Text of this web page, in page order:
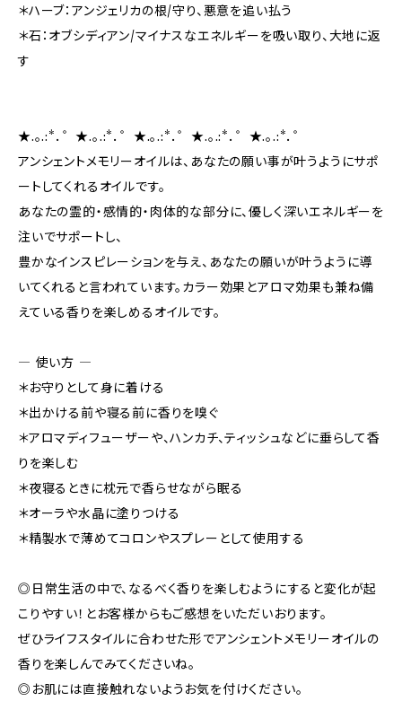
＊ハーブ：アンジェリカの根/守り、悪意を追い払う
＊石：オブシディアン/マイナスなエネルギーを吸い取り、大地に返
す
★.。.:*．゜★.。.:*．゜★.。.:*．゜★.。.:*．゜★.。.:*．゜
アンシェントメモリーオイルは、あなたの願い事が叶うようにサポ
ートしてくれるオイルです。
あなたの霊的・感情的・肉体的な部分に、優しく深いエネルギーを
注いでサポートし、
豊かなインスピレーションを与え、あなたの願いが叶うように導
いてくれると言われています。カラー効果とアロマ効果も兼ね備
えている香りを楽しめるオイルです。
― 使い方 ―
＊お守りとして身に着ける
＊出かける前や寝る前に香りを嗅ぐ
＊アロマディフューザーや、ハンカチ、ティッシュなどに垂らして香
りを楽しむ
＊夜寝るときに枕元で香らせながら眠る
＊オーラや水晶に塗りつける
＊精製水で薄めてコロンやスプレーとして使用する
◎日常生活の中で、なるべく香りを楽しむようにすると変化が起
こりやすい！とお客様からもご感想をいただいおります。
ぜひライフスタイルに合わせた形でアンシェントメモリーオイルの
香りを楽しんでみてくださいね。
◎お肌には直接触れないようお気を付けください。